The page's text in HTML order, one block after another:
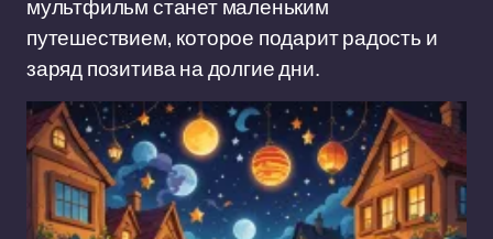
мультфильм станет маленьким
путешествием, которое подарит радость и
заряд позитива на долгие дни.